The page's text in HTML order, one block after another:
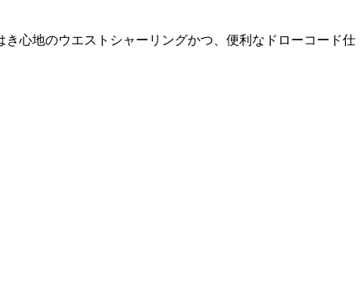
心地のウエストシャーリングかつ、便利なドローコード仕